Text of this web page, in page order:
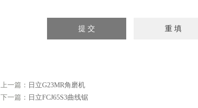
上一篇： 日立G23MR角磨机
下一篇： 日立FCJ65S3曲线锯